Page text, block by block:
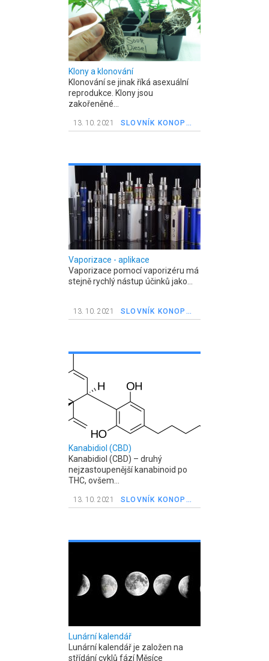
Klony a klonování
Klonování se jinak říká asexuální
reprodukce. Klony jsou
zakořeněné...
13. 10. 2021 SLOVNÍK KONOPNÝCH POJMŮ
Vaporizace - aplikace
Vaporizace pomocí vaporizéru má
stejně rychlý nástup účinků jako...
13. 10. 2021 SLOVNÍK KONOPNÝCH POJMŮ
Kanabidiol (CBD)
Kanabidiol (CBD) – druhý
nejzastoupenější kanabinoid po
THC, ovšem...
13. 10. 2021 SLOVNÍK KONOPNÝCH POJMŮ
Lunární kalendář
Lunární kalendář je založen na
střídání cyklů fází Měsíce